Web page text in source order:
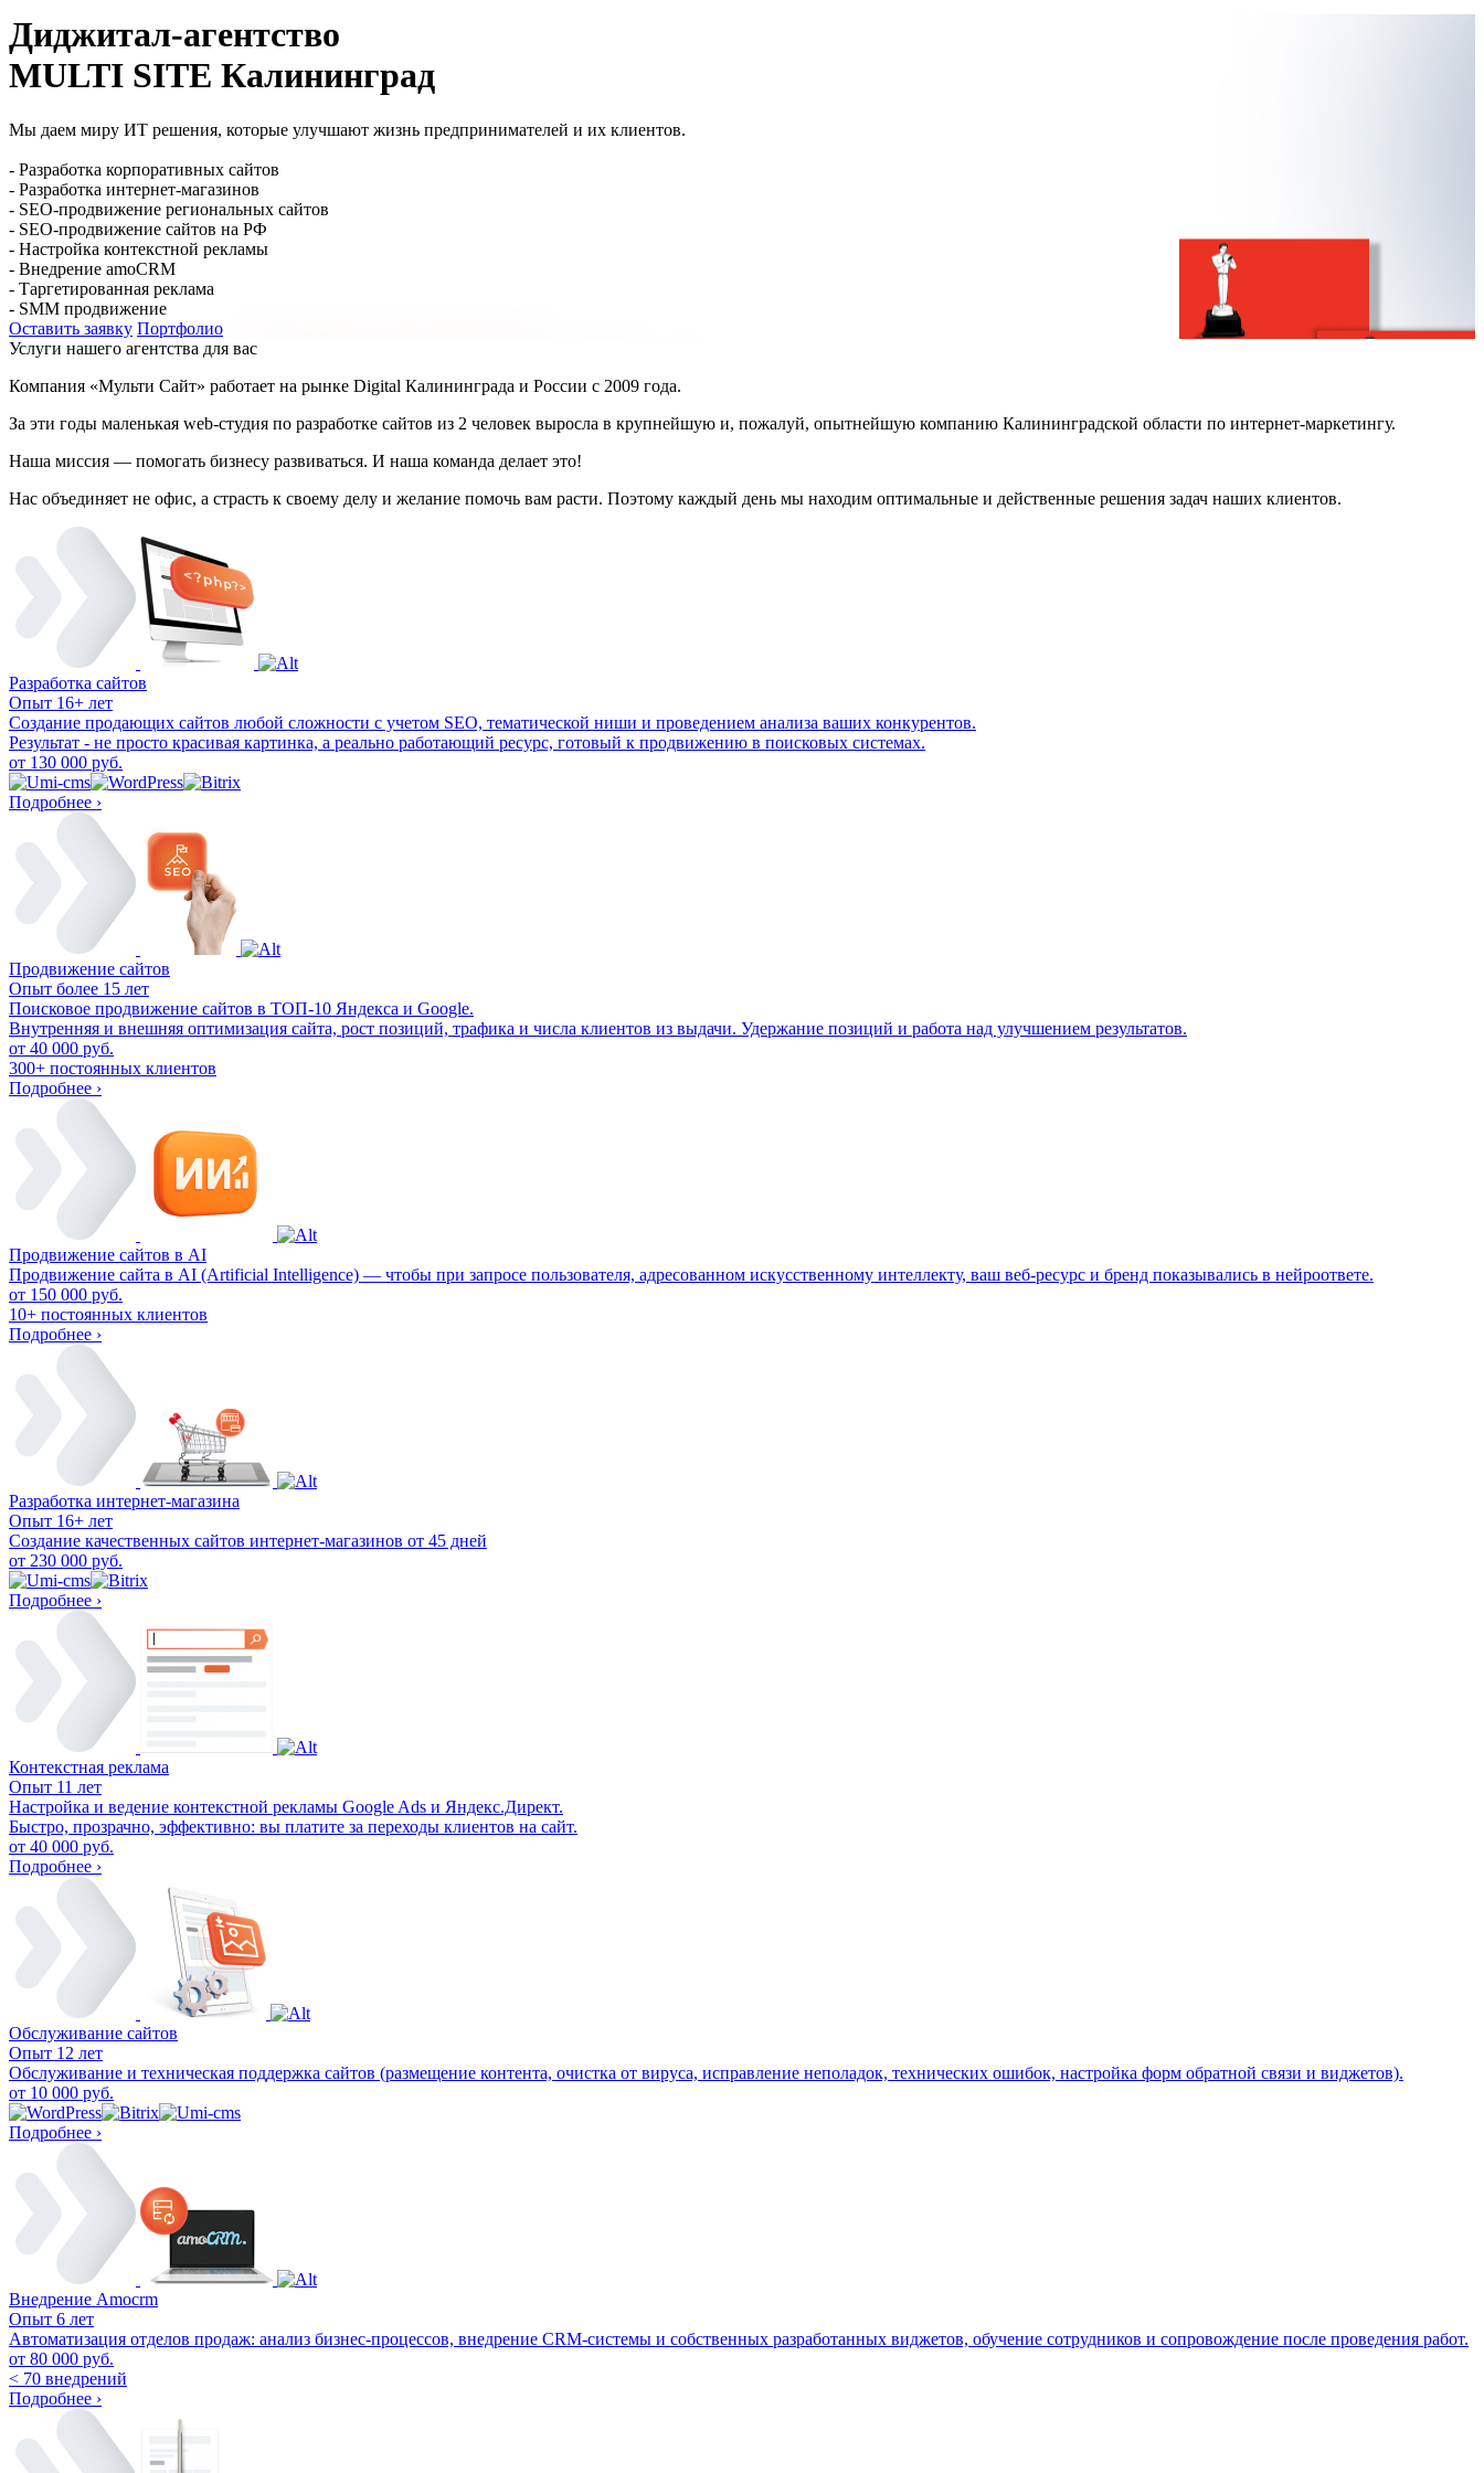
Диджитал-агентство
MULTI SITE Калининград
Мы даем миру ИТ решения, которые улучшают жизнь предпринимателей и их клиентов.
- Разработка корпоративных сайтов
- Разработка интернет-магазинов
- SEO-продвижение региональных сайтов
- SEO-продвижение сайтов на РФ
- Настройка контекстной рекламы
- Внедрение amoCRM
- Таргетированная реклама
- SMM продвижение
Оставить заявку Портфолио
Услуги нашего агентства для вас
Компания «Мульти Сайт» работает на рынке Digital Калининграда и России с 2009 года.
За эти годы маленькая web-студия по разработке сайтов из 2 человек выросла в крупнейшую и, пожалуй, опытнейшую компанию Калининградской области по интернет-маркетингу.
Наша миссия — помогать бизнесу развиваться. И наша команда делает это!
Нас объединяет не офис, а страсть к своему делу и желание помочь вам расти. Поэтому каждый день мы находим оптимальные и действенные решения задач наших клиентов.
Разработка сайтов
Опыт 16+ лет
Создание продающих сайтов любой сложности с учетом SEO, тематической ниши и проведением анализа ваших конкурентов.
Результат - не просто красивая картинка, а реально работающий ресурс, готовый к продвижению в поисковых системах.
от 130 000 руб.
Подробнее ›
Продвижение сайтов
Опыт более 15 лет
Поисковое продвижение сайтов в ТОП-10 Яндекса и Google.
Внутренняя и внешняя оптимизация сайта, рост позиций, трафика и числа клиентов из выдачи. Удержание позиций и работа над улучшением результатов.
от 40 000 руб.
300+ постоянных клиентов
Подробнее ›
Продвижение сайтов в AI
Продвижение сайта в AI (Artificial Intelligence) — чтобы при запросе пользователя, адресованном искусственному интеллекту, ваш веб-ресурс и бренд показывались в нейроответе.
от 150 000 руб.
10+ постоянных клиентов
Подробнее ›
Разработка интернет-магазина
Опыт 16+ лет
Создание качественных сайтов интернет-магазинов от 45 дней
от 230 000 руб.
Подробнее ›
Контекстная реклама
Опыт 11 лет
Настройка и ведение контекстной рекламы Google Ads и Яндекс.Директ.
Быстро, прозрачно, эффективно: вы платите за переходы клиентов на сайт.
от 40 000 руб.
Подробнее ›
Обслуживание сайтов
Опыт 12 лет
Обслуживание и техническая поддержка сайтов (размещение контента, очистка от вируса, исправление неполадок, технических ошибок, настройка форм обратной связи и виджетов).
от 10 000 руб.
Подробнее ›
Внедрение Amocrm
Опыт 6 лет
Автоматизация отделов продаж: анализ бизнес-процессов, внедрение CRM-системы и собственных разработанных виджетов, обучение сотрудников и сопровождение после проведения работ.
от 80 000 руб.
< 70 внедрений
Подробнее ›